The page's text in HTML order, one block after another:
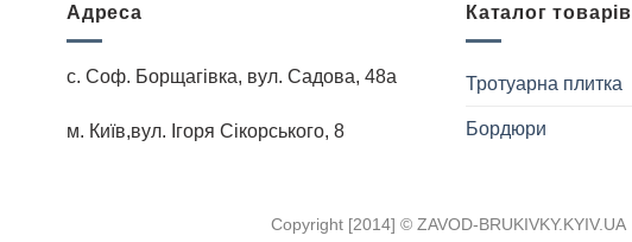
Адреса
с. Соф. Борщагівка, вул. Садова, 48а
м. Київ,вул. Iгоря Сiкорського, 8
Каталог товарів
Тротуарна плитка
Бордюри
Copyright [2014] © ZAVOD-BRUKIVKY.KYIV.UA